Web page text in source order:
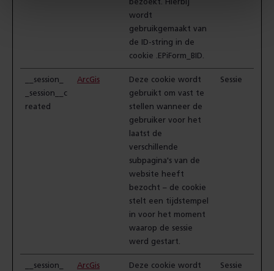
bezoekt. Hierbij
wordt
gebruikgemaakt van
de ID-string in de
cookie .EPiForm_BID.
__session_
_session__c
reated
ArcGis
Deze cookie wordt
gebruikt om vast te
stellen wanneer de
gebruiker voor het
laatst de
verschillende
subpagina's van de
website heeft
bezocht – de cookie
stelt een tijdstempel
in voor het moment
waarop de sessie
werd gestart.
Sessie
__session_
ArcGis
Deze cookie wordt
Sessie